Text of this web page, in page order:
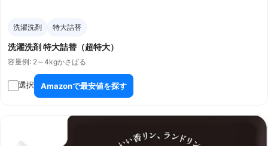
洗濯洗剤 特大詰替
洗濯洗剤 特大詰替（超特大）
容量例: 2～4kgかさばる
選択 Amazonで最安値を探す